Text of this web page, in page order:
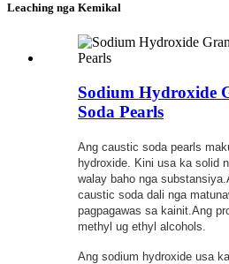
Leaching nga Kemikal
Sodium Hydroxide
Soda Pearls
Ang caustic soda pearls
hydroxide. Kini usa ka solid
walay baho nga
caustic soda dali nga
pagpagawas sa kainit.Ang
methyl ug ethyl alcohols.
Ang sodium hydroxide usa